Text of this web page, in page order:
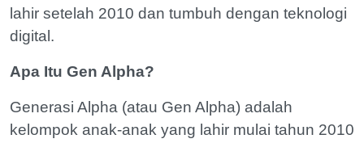
lahir setelah 2010 dan tumbuh dengan teknologi
digital.
Apa Itu Gen Alpha?
Generasi Alpha (atau Gen Alpha) adalah
kelompok anak-anak yang lahir mulai tahun 2010